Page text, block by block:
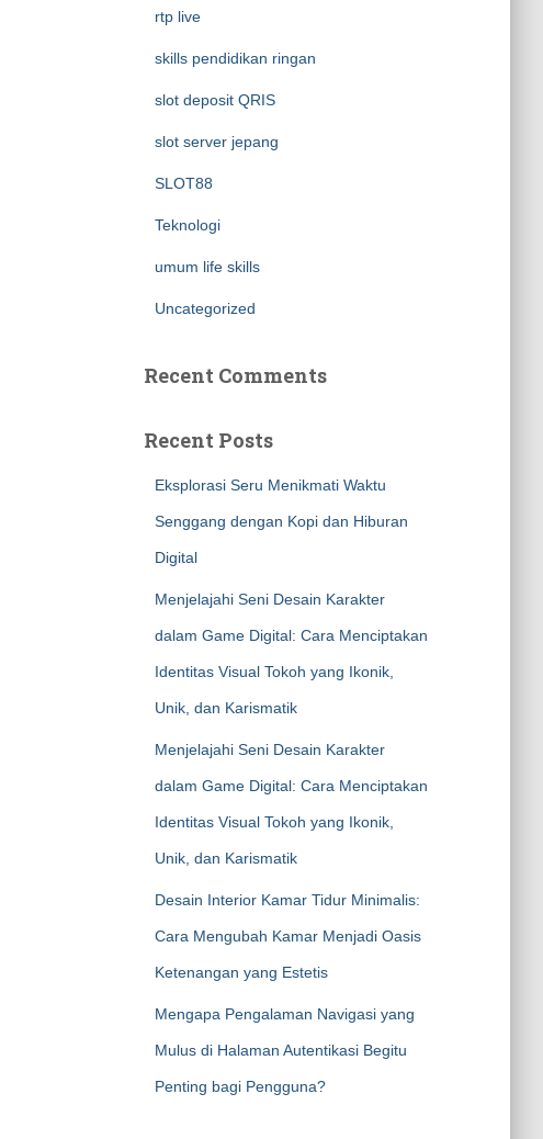
rtp live
skills pendidikan ringan
slot deposit QRIS
slot server jepang
SLOT88
Teknologi
umum life skills
Uncategorized
Recent Comments
Recent Posts
Eksplorasi Seru Menikmati Waktu
Senggang dengan Kopi dan Hiburan
Digital
Menjelajahi Seni Desain Karakter
dalam Game Digital: Cara Menciptakan
Identitas Visual Tokoh yang Ikonik,
Unik, dan Karismatik
Menjelajahi Seni Desain Karakter
dalam Game Digital: Cara Menciptakan
Identitas Visual Tokoh yang Ikonik,
Unik, dan Karismatik
Desain Interior Kamar Tidur Minimalis:
Cara Mengubah Kamar Menjadi Oasis
Ketenangan yang Estetis
Mengapa Pengalaman Navigasi yang
Mulus di Halaman Autentikasi Begitu
Penting bagi Pengguna?